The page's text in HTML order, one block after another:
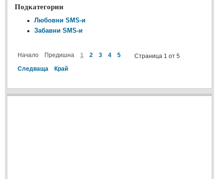
LATEST NEWS
Post: 28 Юни 2018
Щастието
Усмивката
Подкатегории
Любовни SMS-и
Забавни SMS-и
Страница 1 от 5
Начало Предишна 1 2 3 4
5
Следваща
Край